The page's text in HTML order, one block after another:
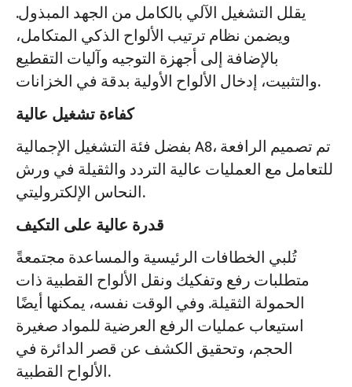
يقلل التشغيل الآلي بالكامل من الجهد المبذول.
ويضمن نظام ترتيب الألواح الذكي المتكامل،
بالإضافة إلى أجهزة التوجيه وآليات التقطيع
والتثبيت، إدخال الألواح الأولية بدقة في الخزانات.
كفاءة تشغيل عالية
بفضل فئة التشغيل الإجمالية A8، تم تصميم الرافعة
للتعامل مع العمليات عالية التردد والثقيلة في ورش
النحاس الإلكتروليتي.
قدرة عالية على التكيف
تُلبي الخطافات الرئيسية والمساعدة مجتمعةً
متطلبات رفع وتفكيك ونقل الألواح القطبية ذات
الحمولة الثقيلة. وفي الوقت نفسه، يمكنها أيضًا
استيعاب عمليات الرفع العرضية للمواد صغيرة
الحجم، وتحقيق الكشف عن قصر الدائرة في
الألواح القطبية.